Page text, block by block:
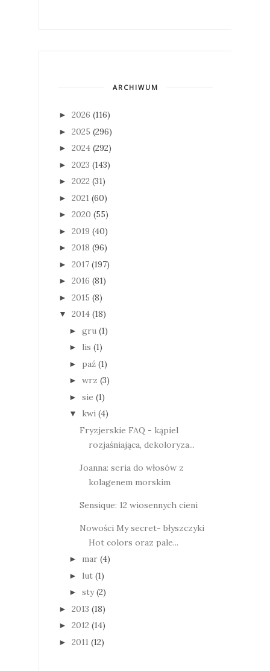
ARCHIWUM
► 2026 (116)
► 2025 (296)
► 2024 (292)
► 2023 (143)
► 2022 (31)
► 2021 (60)
► 2020 (55)
► 2019 (40)
► 2018 (96)
► 2017 (197)
► 2016 (81)
► 2015 (8)
▼ 2014 (18)
► gru (1)
► lis (1)
► paź (1)
► wrz (3)
► sie (1)
▼ kwi (4)
Fryzjerskie FAQ - kąpiel
rozjaśniająca, dekoloryza...
Joanna: seria do włosów z
kolagenem morskim
Sensique: 12 wiosennych cieni
Nowości My secret- błyszczyki
Hot colors oraz pale...
► mar (4)
► lut (1)
► sty (2)
► 2013 (18)
► 2012 (14)
► 2011 (12)